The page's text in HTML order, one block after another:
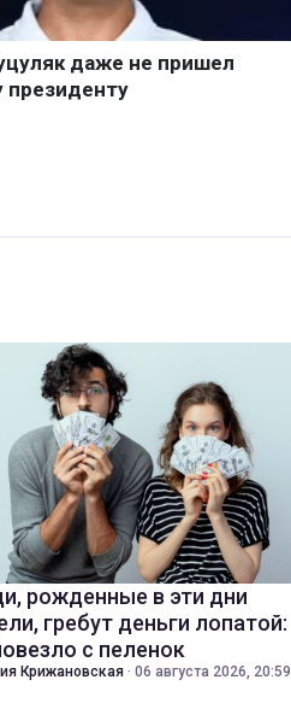
рожденные в эти дни
гребут деньги лопатой:
с пеленок
Крижановская · 06 августа 2026, 20:59